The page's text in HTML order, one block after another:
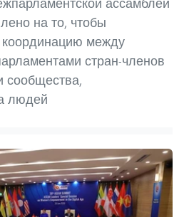
ассамблеи
на то, чтобы
координацию между
стран-членов
людей